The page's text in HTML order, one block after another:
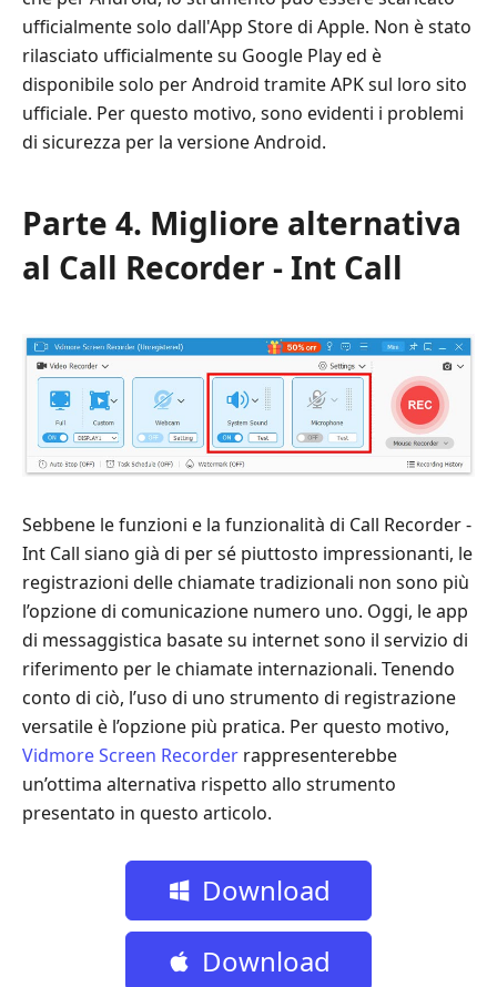
ufficialmente solo dall'App Store di Apple. Non è stato
rilasciato ufficialmente su Google Play ed è
disponibile solo per Android tramite APK sul loro sito
ufficiale. Per questo motivo, sono evidenti i problemi
di sicurezza per la versione Android.
Parte 4. Migliore alternativa
al Call Recorder - Int Call
Sebbene le funzioni e la funzionalità di Call Recorder -
Int Call siano già di per sé piuttosto impressionanti, le
registrazioni delle chiamate tradizionali non sono più
l’opzione di comunicazione numero uno. Oggi, le app
di messaggistica basate su internet sono il servizio di
riferimento per le chiamate internazionali. Tenendo
conto di ciò, l’uso di uno strumento di registrazione
versatile è l’opzione più pratica. Per questo motivo,
Vidmore Screen Recorder rappresenterebbe
un’ottima alternativa rispetto allo strumento
presentato in questo articolo.
Download
gratuito
Download